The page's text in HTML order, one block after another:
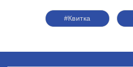
#Квитка